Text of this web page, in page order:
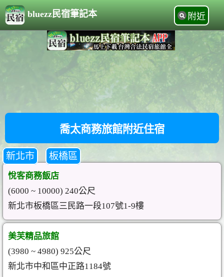
bluezz民宿筆記本 附近
喬太商務旅館附近住宿
新北市 板橋區
悅客商務飯店
(6000 ~ 10000) 240公尺
新北市板橋區三民路一段107號1-9樓
美芙精品旅館
(3980 ~ 4980) 925公尺
新北市中和區中正路1184號